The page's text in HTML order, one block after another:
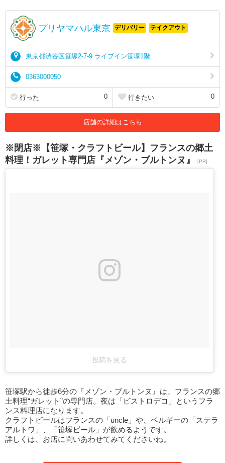
プリヤマハル東京 デリバリー テイクアウト
東京都渋谷区笹塚2-7-9 ライブイン笹塚1階
0363000050
行った 0 行きたい 0
店舗の詳細はこちら
※閉店※【笹塚・クラフトビール】フランスの郷土
料理！ガレット専門店『メゾン・ブルトンヌ』
[PR]
投稿を見る
笹塚駅から徒歩6分の『メゾン・ブルトンヌ』は、フランスの郷
土料理“ガレット”の専門店。夜は「ビストロデコ」というフラ
ンス料理店になります。
クラフトビールはフランスの「uncle」や、ベルギーの「ステラ
アルトワ」、「笹塚ビール」が飲めるようです。
詳しくは、お店に問いあわせてみてくださいね。